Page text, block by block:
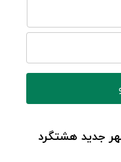
جدید هشتگرد